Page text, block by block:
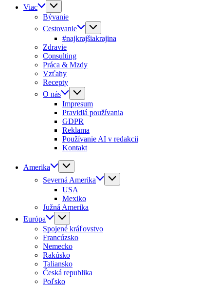
Viac
Bývanie
Cestovanie
#najkrajšiakrajina
Zdravie
Consulting
Práca & Mzdy
Vzťahy
Recepty
O nás
Impresum
Pravidlá používania
GDPR
Reklama
Používanie AI v redakcii
Kontakt
Amerika
Severná Amerika
USA
Mexiko
Južná Amerika
Európa
Spojené kráľovstvo
Francúzsko
Nemecko
Rakúsko
Taliansko
Česká republika
Poľsko